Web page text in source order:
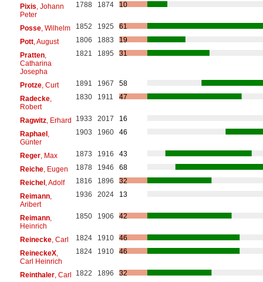
Pixis, Johann
Peter
1788 1874 10
Posse, Wilhelm 1852 1925
61
Pott, August 1806 1883
19
Pratten,
Catharina
Josepha
1821 1895 31
Protze, Curt 1891 1967
58
Radecke,
Robert
1830 1911 47
Ragwitz, Erhard 1933 2017
16
Raphael,
Günter
1903 1960 46
Reger, Max 1873 1916
43
Reiche, Eugen 1878 1946
68
Reichel, Adolf 1816 1896
32
Reimann,
Aribert
1936 2024 13
Reimann,
Heinrich
1850 1906 42
Reinecke, Carl 1824 1910
46
ReineckeX,
Carl Heinrich
1824 1910 46
Reinthaler, Carl 1822 1896
32